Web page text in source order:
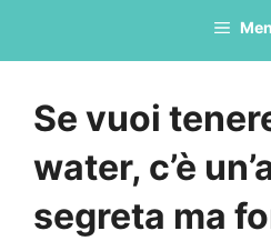
Se vuoi
water, c’è
segreta ma